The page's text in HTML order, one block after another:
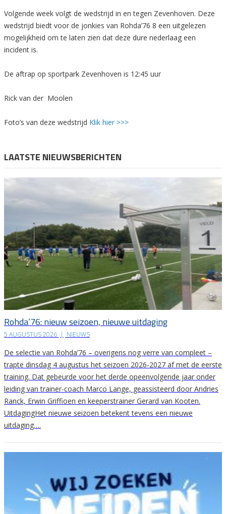
Volgende week volgt de wedstrijd in en tegen Zevenhoven. Deze
wedstrijd biedt voor de jonkies van Rohda’76 8 een uitgelezen
mogelijkheid om te laten zien dat deze dure nederlaag een
incident is.
De aftrap op sportpark Zevenhoven is 12:45 uur
Rick van der Moolen
Foto’s van deze wedstrijd Klik hier >>>
LAATSTE NIEUWSBERICHTEN
Rohda’76: nieuw seizoen, nieuwe uitdaging
5 AUGUSTUS 2026 | NIEUWS
De selectie van Rohda’76 – overigens nog verre van compleet –
trapte dinsdag 4 augustus het seizoen 2026-2027 af met de eerste
training. Dat gebeurde voor het derde opeenvolgende jaar onder
leiding van trainer-coach Marco Lange, geassisteerd door Andries
Ranck, Erwin Griffioen en keeperstrainer Gerard van Kooten.
UitdagingHet nieuwe seizoen betekent tevens een nieuwe
uitdaging….